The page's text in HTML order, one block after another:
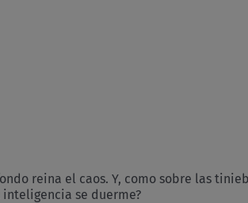
reina el caos. Y, como sobre las
se duerme?